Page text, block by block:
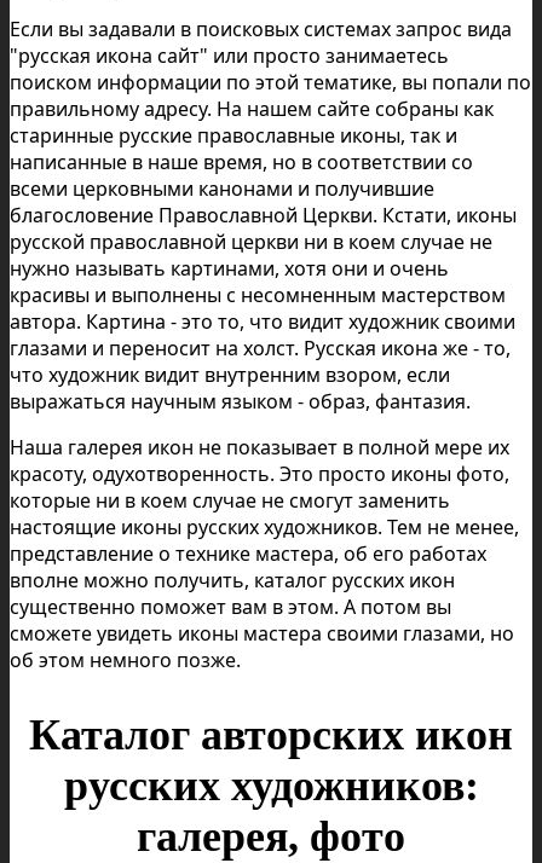
Если вы задавали в поисковых системах запрос вида
"русская икона сайт" или просто занимаетесь
поиском информации по этой тематике, вы попали по
правильному адресу. На нашем сайте собраны как
старинные русские православные иконы, так и
написанные в наше время, но в соответствии со
всеми церковными канонами и получившие
благословение Православной Церкви. Кстати, иконы
русской православной церкви ни в коем случае не
нужно называть картинами, хотя они и очень
красивы и выполнены с несомненным мастерством
автора. Картина - это то, что видит художник своими
глазами и переносит на холст. Русская икона же - то,
что художник видит внутренним взором, если
выражаться научным языком - образ, фантазия.
Наша галерея икон не показывает в полной мере их
красоту, одухотворенность. Это просто иконы фото,
которые ни в коем случае не смогут заменить
настоящие иконы русских художников. Тем не менее,
представление о технике мастера, об его работах
вполне можно получить, каталог русских икон
существенно поможет вам в этом. А потом вы
сможете увидеть иконы мастера своими глазами, но
об этом немного позже.
Каталог авторских икон
русских художников:
галерея, фото